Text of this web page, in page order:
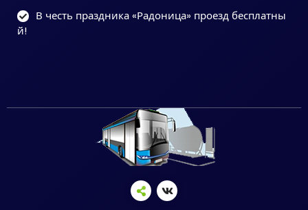
В честь праздника «Радоница» проезд бесплатны
й!